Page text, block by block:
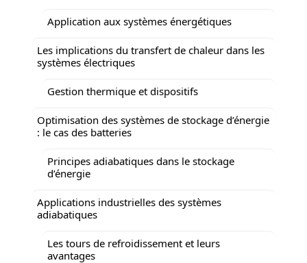
Application aux systèmes énergétiques
Les implications du transfert de chaleur dans les
systèmes électriques
Gestion thermique et dispositifs
Optimisation des systèmes de stockage d’énergie
: le cas des batteries
Principes adiabatiques dans le stockage
d’énergie
Applications industrielles des systèmes
adiabatiques
Les tours de refroidissement et leurs
avantages